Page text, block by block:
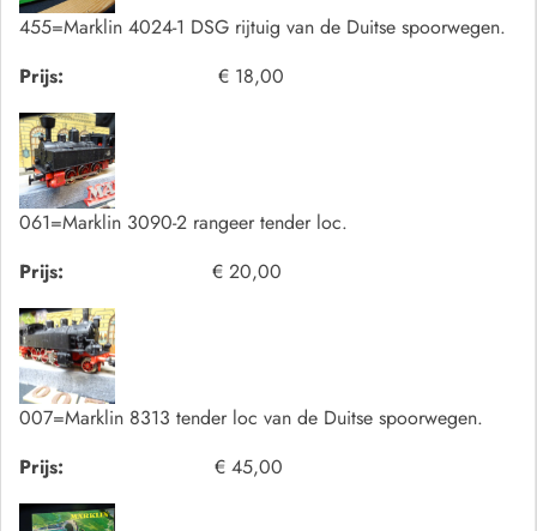
455=Marklin 4024-1 DSG rijtuig van de Duitse spoorwegen.
Prijs:
€ 18,00
061=Marklin 3090-2 rangeer tender loc.
Prijs:
€ 20,00
007=Marklin 8313 tender loc van de Duitse spoorwegen.
Prijs:
€ 45,00